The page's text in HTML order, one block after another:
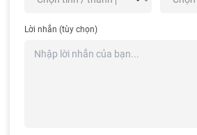
Lời nhắn (tùy chọn)